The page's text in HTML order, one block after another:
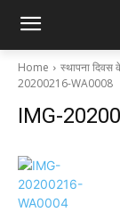
Home स्थापना
20200216-WA0008
IMG-